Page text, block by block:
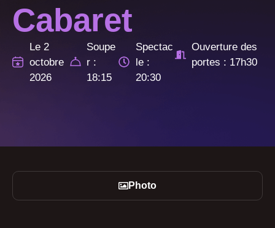
Cabaret
Le 2
octobre
2026
Soupe
r :
18:15
Spectac
le :
20:30
Ouverture des
portes : 17h30
Photo